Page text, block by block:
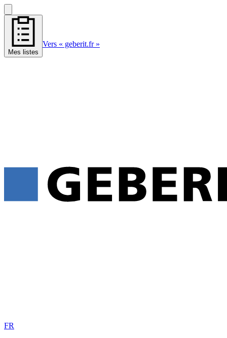
Mes listes
Vers « geberit.fr »
FR